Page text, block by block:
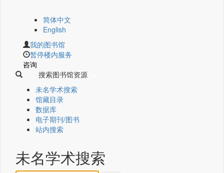
简体中文
English
我的图书馆
暂停楼内服务
咨询
搜索图书馆资源
未名学术搜索
馆藏目录
数据库
电子期刊/图书
站内搜索
未名学术搜索